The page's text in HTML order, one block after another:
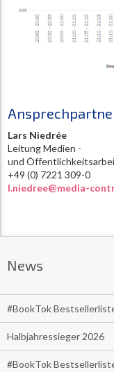
Lars Niedrée
Leitung Medien -
und
+49 (0) 7221 309-0
l.niedree@media-
News
#BookTok
Halbjahressieger 2026
#BookTok